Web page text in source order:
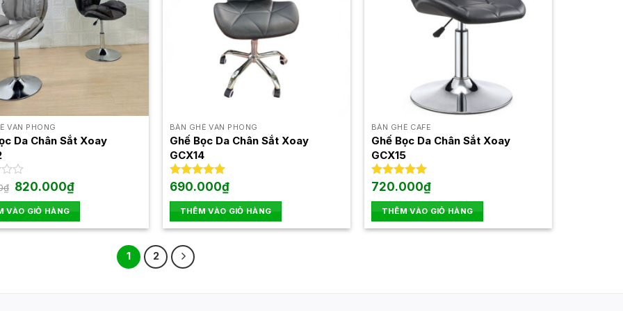
VĂN PHÒNG
Da Chân Sắt Xoay
₫ Giá
gốc
là:
950.000₫.
820.000₫Giá
hiện
tại
là:
820.000₫.
VÀO GIỎ HÀNG
BÀN GHẾ VĂN PHÒNG
Ghế Bọc Da Chân Sắt Xoay
GCX14
Được xếp
5 sao
690.000₫
THÊM VÀO GIỎ HÀNG
BÀN GHẾ CAFE
Ghế Bọc Da Chân Sắt Xoay
GCX15
Được xếp
5 sao
720.000₫
THÊM VÀO GIỎ HÀNG
1 2